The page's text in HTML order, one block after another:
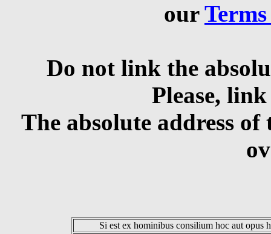
our
Do not link the
Please,
The absolute address
Si est ex hominibus consilium hoc aut opus